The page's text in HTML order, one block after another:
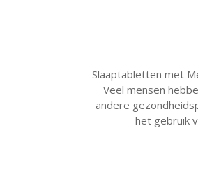
Slaaptabletten met
Veel mensen
andere
het gebruik